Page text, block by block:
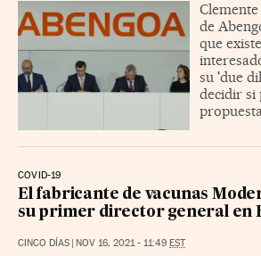
de
que
su 'due
decidir si
COVID-19
El fabricante de vacunas
su primer director general en
CINCO DÍAS NOV 16, 2021 - 11:49 EST